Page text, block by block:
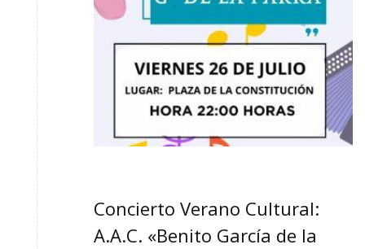
Concierto Verano Cultural:
A.A.C. «Benito García de la